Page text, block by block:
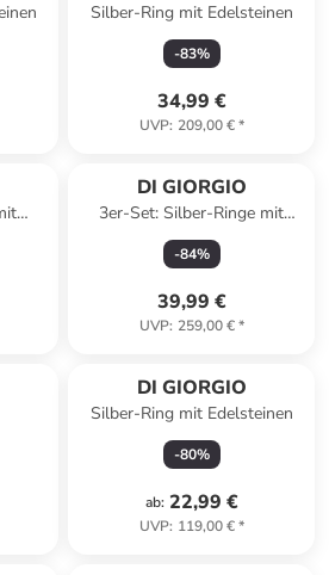
Silber-Ring mit Edelsteinen
-83%
34,99 €
UVP: 209,00 €*
DI GIORGIO
3er-Set: Silber-Ringe mit
Edelsteinen
-84%
39,99 €
UVP: 259,00 €*
DI GIORGIO
Silber-Ring mit Edelsteinen
-80%
ab: 22,99 €
UVP: 119,00 €*